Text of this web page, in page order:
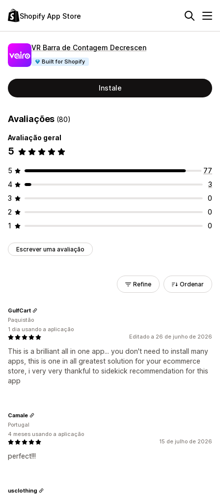
Shopify App Store
VR Barra de Contagem Decrescen
Built for Shopify
Instale
Avaliações (80)
Avaliação geral
5
5
77
4
3
3
0
2
0
1
0
Escrever uma avaliação
Refine Ordenar
Editado a 26 de junho de 2026
This is a brilliant all in one app... you don't need to install many
apps, this is one in all greatest solution for your ecommerce
store, i very very thankful to sidekick recommendation for this
app
GulfCart
Paquistão
1 dia usando a aplicação
15 de julho de 2026
perfect!!!
Camale
Portugal
4 meses usando a aplicação
usclothing